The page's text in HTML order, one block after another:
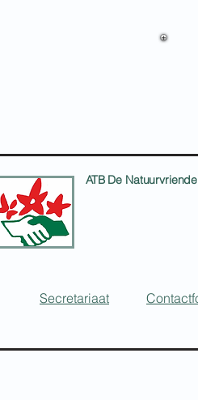
ATB De
Secretariaat